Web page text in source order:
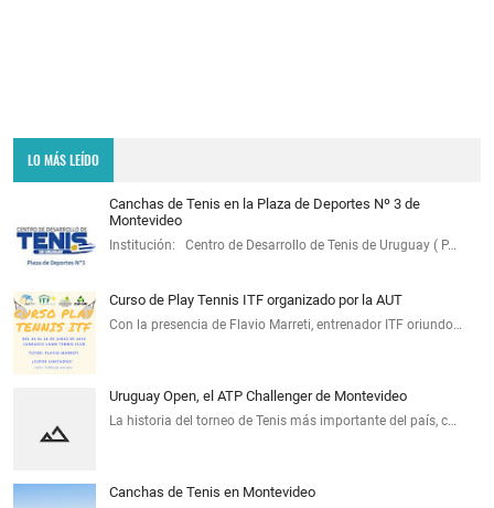
LO MÁS LEÍDO
Canchas de Tenis en la Plaza de Deportes Nº 3 de
Montevideo
Institución: Centro de Desarrollo de Tenis de Uruguay ( P…
Curso de Play Tennis ITF organizado por la AUT
Con la presencia de Flavio Marreti, entrenador ITF oriundo…
Uruguay Open, el ATP Challenger de Montevideo
La historia del torneo de Tenis más importante del país, c…
Canchas de Tenis en Montevideo